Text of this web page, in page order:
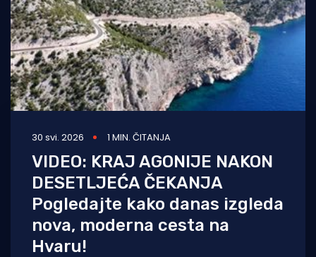
30 svi. 2026 1 MIN. ČITANJA
VIDEO: KRAJ AGONIJE NAKON
DESETLJEĆA ČEKANJA
Pogledajte kako danas izgleda
nova, moderna cesta na
Hvaru!